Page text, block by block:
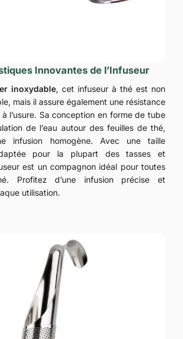
Innovantes de l’Infuseur
inoxydable, cet infuseur à thé est non
mais il assure également une résistance
l’usure. Sa conception en forme de tube
de l’eau autour des feuilles de thé,
infusion homogène. Avec une taille
pour la plupart des tasses et
est un compagnon idéal pour toutes
Profitez d’une infusion précise et
utilisation.